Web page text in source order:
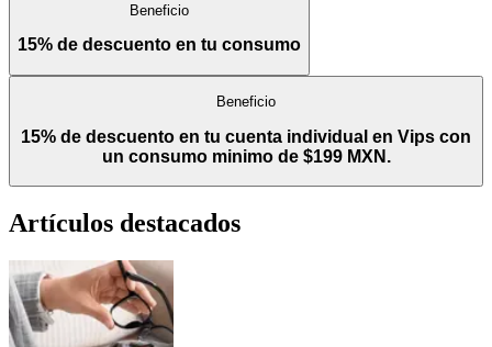
Beneficio
15% de descuento en tu consumo
Beneficio
15% de descuento en tu cuenta individual en Vips con
un consumo minimo de $199 MXN.
Artículos destacados